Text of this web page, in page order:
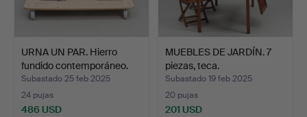
URNA UN PAR. Hierro
fundido contemporáneo.
Subastado 25 feb 2025
24 pujas
486 USD
MUEBLES DE JARDÍN. 7
piezas, teca.
Subastado 19 feb 2025
20 pujas
201 USD